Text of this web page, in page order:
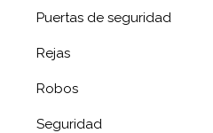
Puertas de seguridad
Rejas
Robos
Seguridad